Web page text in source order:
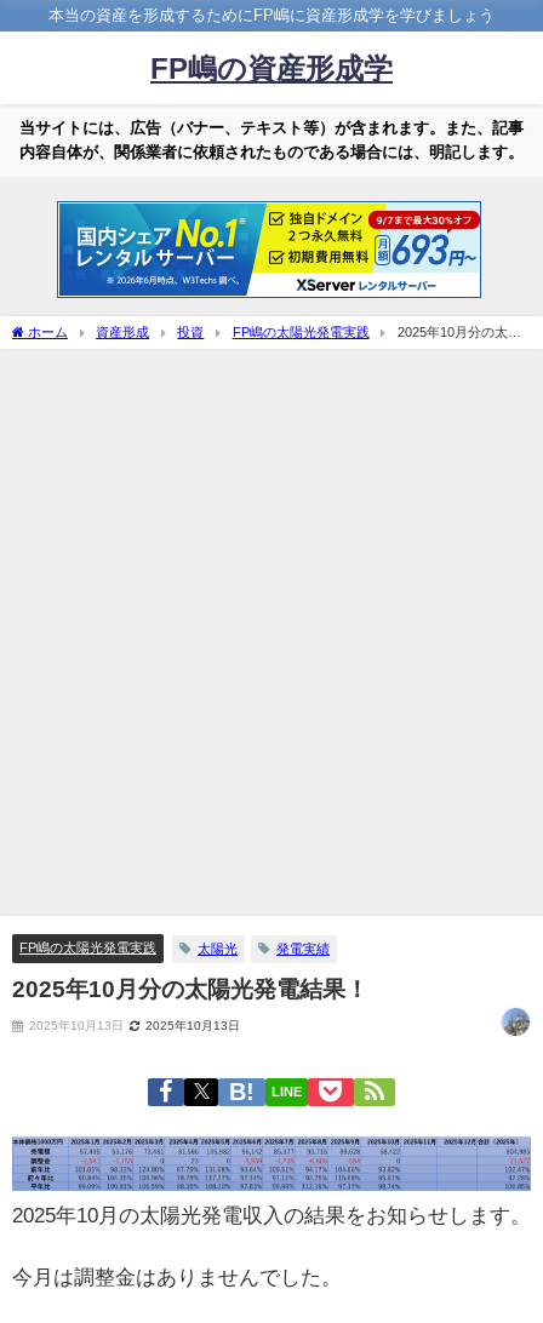
本当の資産を形成するためにFP嶋に資産形成学を学びましょう
FP嶋の資産形成学
当サイトには、広告（バナー、テキスト等）が含まれます。また、記事
内容自体が、関係業者に依頼されたものである場合には、明記します。
ホーム 資産形成 投資 FP嶋の太陽光発電実践
2025年10月分の太陽
光発電結果！
FP嶋の太陽光発電実践 太陽光 発電実績
2025年10月分の太陽光発電結果！
2025年10月13日 2025年10月13日
LINE
2025年10月の太陽光発電収入の結果をお知らせします。
今月は調整金はありませんでした。